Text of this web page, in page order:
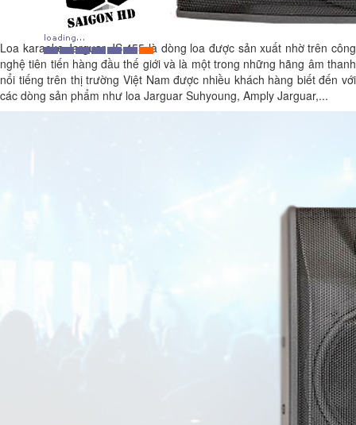
Loa karaoke Jarguar JS 455 là dòng loa được sản xuất nhờ trên công
nghệ tiên tiến hàng đầu thế giới và là một trong những hãng âm thanh
nổi tiếng trên thị trường Việt Nam được nhiều khách hàng biết đến với
các dòng sản phẩm như loa Jarguar Suhyoung, Amply Jarguar,...